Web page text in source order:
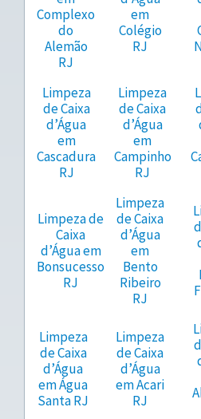
Complexo
do
Alemão
RJ
em
Colégio
RJ
Limpeza
de Caixa
d’Água
em
Cascadura
RJ
Limpeza
de Caixa
d’Água
em
Campinho
RJ
Limpeza de
Caixa
d’Água em
Bonsucesso
RJ
Limpeza
de Caixa
d’Água
em
Bento
Ribeiro
RJ
Limpeza
de Caixa
d’Água
em Água
Santa RJ
Limpeza
de Caixa
d’Água
em Acari
RJ